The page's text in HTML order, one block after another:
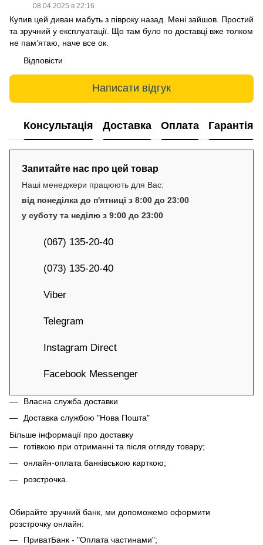
08.04.2025 в 22:16
Купив цей диван мабуть з півроку назад. Мені зайшов. Простий
та зручний у експлуатації. Що там було по доставці вже толком
не пам’ятаю, наче все ок.
Відповісти
Написати відгук
Консультація Доставка Оплата Гарантія
Запитайте нас про цей товар
Наші менеджери працюють для Вас:
від понеділка до п'ятниці з 8:00 до 23:00
у суботу та неділю з 9:00 до 23:00
(067) 135-20-40
(073) 135-20-40
Viber
Telegram
Instagram Direct
Facebook Messenger
Власна служба доставки
Доставка службою "Нова Пошта"
Більше інформації про доставку
готівкою при отриманні та після огляду товару;
онлайн-оплата банківською карткою;
розстрочка.
Обирайте зручний банк, ми допоможемо оформити
розстрочку онлайн:
ПриватБанк - "Оплата частинами";